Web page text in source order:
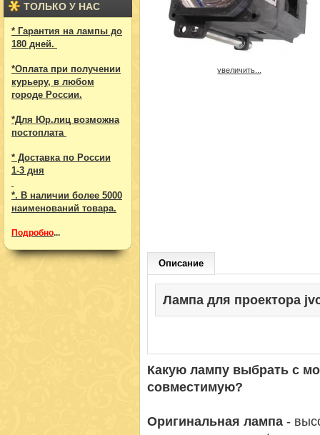
ТОЛЬКО У НАС
* Гарантия на лампы до
180 дней.
*Оплата при получении
курьеру, в любом
городе России.
*Для Юр.лиц возможна
постоплата
* Доставка по России
1-3 дня
*. В наличии более 5000
наименований товара.
Подробно...
увеличить...
Описание
Лампа для проектора
Какую лампу выбрать с
совместимую?
Оригинальная лампа -